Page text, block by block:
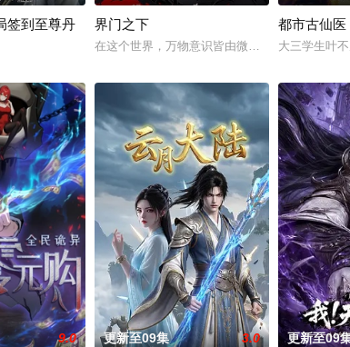
手打造国风武侠与星际科幻对撞的高燃新番！改编
签到至尊丹
界门之下
在这个世界，万物意识皆由微观粒⼦构成，而岚
都市古仙医
大三学生叶
9.0 更新至09集 3.0 更新至09